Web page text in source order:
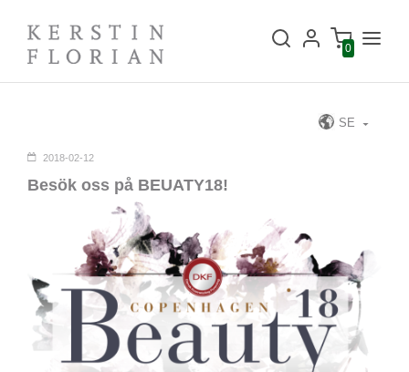
0
SE
2018-02-12
Besök oss på BEUATY18!